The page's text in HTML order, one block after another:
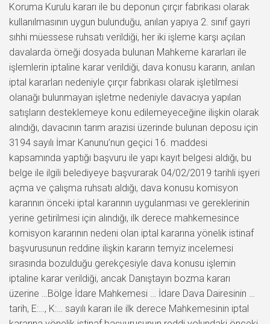
Koruma Kurulu kararı ile bu deponun çırçır fabrikası olarak
kullanılmasının uygun bulunduğu, anılan yapıya 2. sınıf gayri
sıhhi müessese ruhsatı verildiği, her iki işleme karşı açılan
davalarda örneği dosyada bulunan Mahkeme kararları ile
işlemlerin iptaline karar verildiği, dava konusu kararın, anılan
iptal kararları nedeniyle çırçır fabrikası olarak işletilmesi
olanağı bulunmayan işletme nedeniyle davacıya yapılan
satışların desteklemeye konu edilemeyeceğine ilişkin olarak
alındığı, davacının tarım arazisi üzerinde bulunan deposu için
3194 sayılı İmar Kanunu’nun geçici 16. maddesi
kapsamında yaptığı başvuru ile yapı kayıt belgesi aldığı, bu
belge ile ilgili belediyeye başvurarak 04/02/2019 tarihli işyeri
açma ve çalışma ruhsatı aldığı, dava konusu komisyon
kararının önceki iptal kararının uygulanması ve gereklerinin
yerine getirilmesi için alındığı, ilk derece mahkemesince
komisyon kararının nedeni olan iptal kararına yönelik istinaf
başvurusunun reddine ilişkin kararın temyiz incelemesi
sırasında bozulduğu gerekçesiyle dava konusu işlemin
iptaline karar verildiği, ancak Danıştayın bozma kararı
üzerine …Bölge İdare Mahkemesi … İdare Dava Dairesinin …
tarih, E:…, K:… sayılı kararı ile ilk derece Mahkemesinin iptal